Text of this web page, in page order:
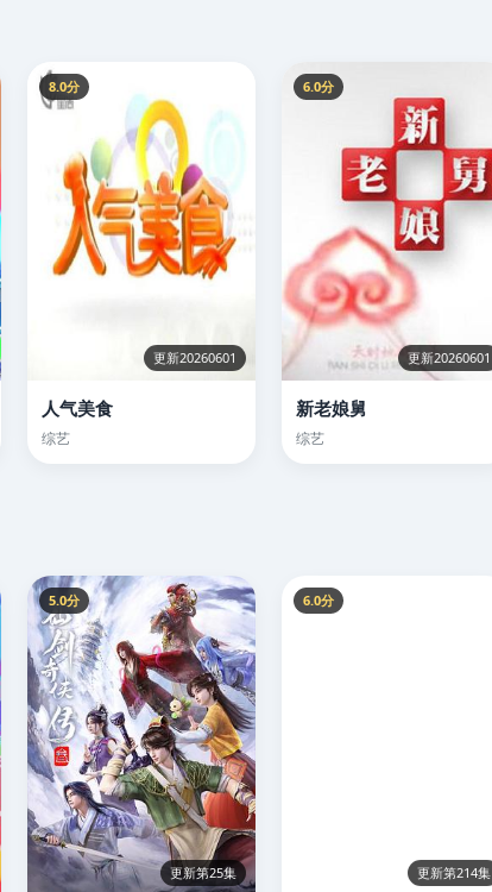
8.0分
更新20260601
人气美食
综艺
6.0分
更新20260601
新老娘舅
综艺
5.0分
更新第25集
6.0分
更新第214集